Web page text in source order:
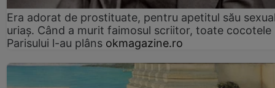
Era adorat de prostituate, pentru apetitul său
uriaș. Când a murit faimosul scriitor, toate cocotele
Parisului l-au plâns okmagazine.ro